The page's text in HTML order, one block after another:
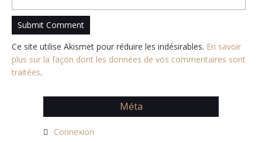
Ce site utilise Akismet pour réduire les indésirables. En savoir
plus sur la façon dont les données de vos commentaires sont
traitées.
Méta
Connexion